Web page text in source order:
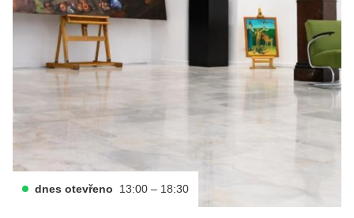
dnes otevřeno 13:00 – 18:30